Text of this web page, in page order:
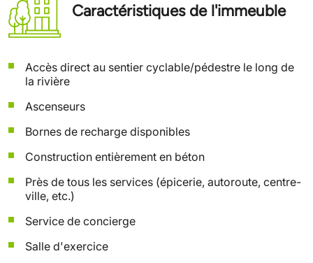
Caractéristiques de l'immeuble
Accès direct au sentier cyclable/pédestre le long de
la rivière
Ascenseurs
Bornes de recharge disponibles
Construction entièrement en béton
Près de tous les services (épicerie, autoroute, centre-
ville, etc.)
Service de concierge
Salle d'exercice